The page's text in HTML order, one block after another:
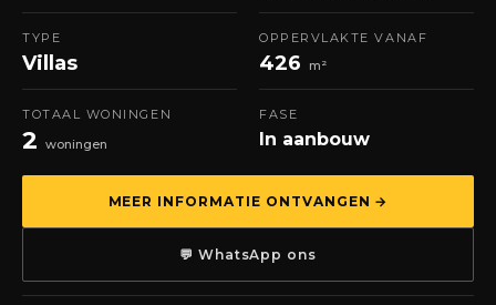
TYPE
Villas
OPPERVLAKTE VANAF
426 m²
TOTAAL WONINGEN
2 woningen
FASE
In aanbouw
MEER INFORMATIE ONTVANGEN →
💬 WhatsApp ons